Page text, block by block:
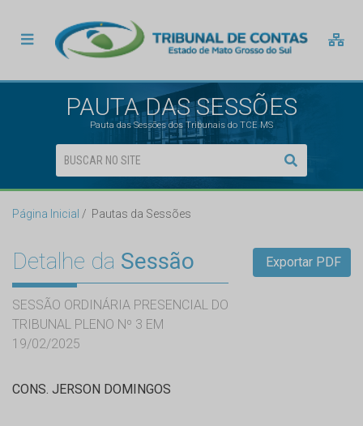
PAUTA DAS SESSÕES
Pauta das Sessões dos Tribunais do TCE MS
Página Inicial Pautas da Sessões
Detalhe da Sessão
SESSÃO ORDINÁRIA PRESENCIAL DO
TRIBUNAL PLENO Nº 3 EM
19/02/2025
Exportar PDF
CONS. JERSON DOMINGOS